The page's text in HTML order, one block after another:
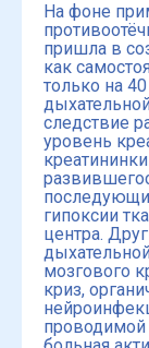
На фоне
пришла в
как
только на
следствие
уровень
гипоксии
центра.
мозгового
криз,
проводимой